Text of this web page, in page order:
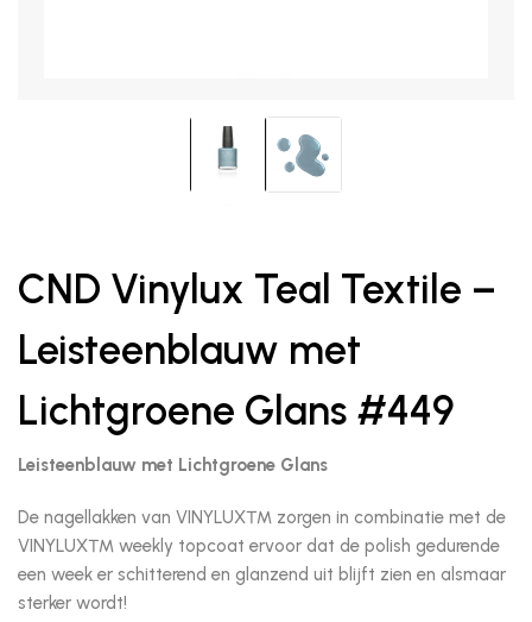
CND Vinylux Teal Textile –
Leisteenblauw met
Lichtgroene Glans #449
Leisteenblauw met Lichtgroene Glans
De nagellakken van VINYLUX™ zorgen in combinatie met de
VINYLUX™ weekly topcoat ervoor dat de polish gedurende
een week er schitterend en glanzend uit blijft zien en alsmaar
sterker wordt!